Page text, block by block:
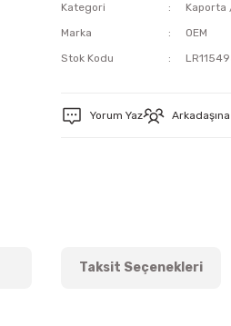
Kategori
Kaporta
Marka
OEM
Stok Kodu
Yorum Yaz
Taksit Seçenekleri